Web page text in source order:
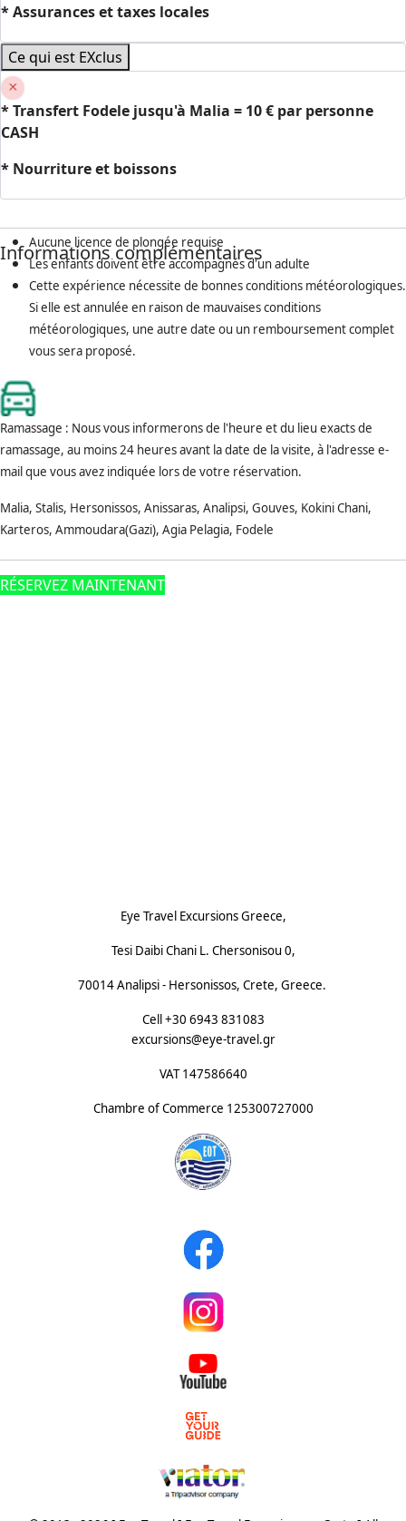
* Assurances et taxes locales
Ce qui est EXclus
*Transfert Fodele jusqu'à Malia = 10 € par personne
CASH
* Nourriture et boissons
Informations complémentaires
Aucune licence de plongée requise
Les enfants doivent être accompagnés d'un adulte
Cette expérience nécessite de bonnes conditions météorologiques.
Si elle est annulée en raison de mauvaises conditions
météorologiques, une autre date ou un remboursement complet
vous sera proposé.
Ramassage : Nous vous informerons de l'heure et du lieu exacts de
ramassage, au moins 24 heures avant la date de la visite, à l'adresse e-
mail que vous avez indiquée lors de votre réservation.
Malia, Stalis, Hersonissos, Anissaras, Analipsi, Gouves, Kokini Chani,
Karteros, Ammoudara(Gazi), Agia Pelagia, Fodele
RÉSERVEZ MAINTENANT
Eye Travel Excursions Greece,
Tesi Daibi Chani L. Chersonisou 0,
70014 Analipsi - Hersonissos, Crete, Greece.
Cell +30 6943 831083
excursions@eye-travel.gr
VAT 147586640
Chambre of Commerce 125300727000